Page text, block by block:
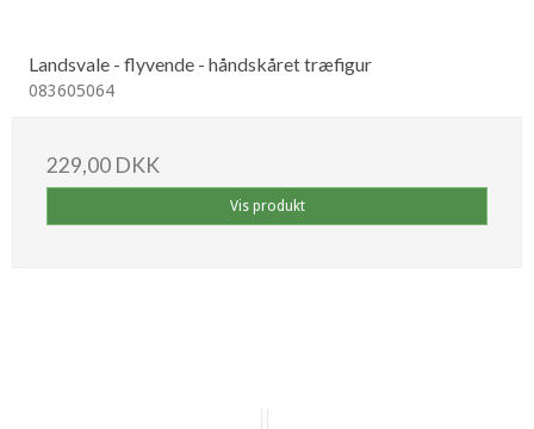
Landsvale - flyvende - håndskåret træfigur
083605064
229,00 DKK
Vis produkt